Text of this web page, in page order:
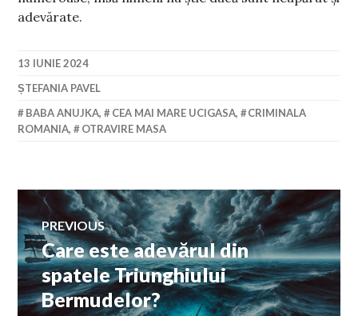
adevărate.
13 IUNIE 2024
ȘTEFANIA PAVEL
BABA ANUJKA, CEA MAI MARE UCIGASA,
CRIMINALA
ROMANIA, OTRAVIRE MASA
Navigare
în
articole
PREVIOUS
Previous
post:
Care este adevărul din
spatele Triunghiului
Bermudelor?